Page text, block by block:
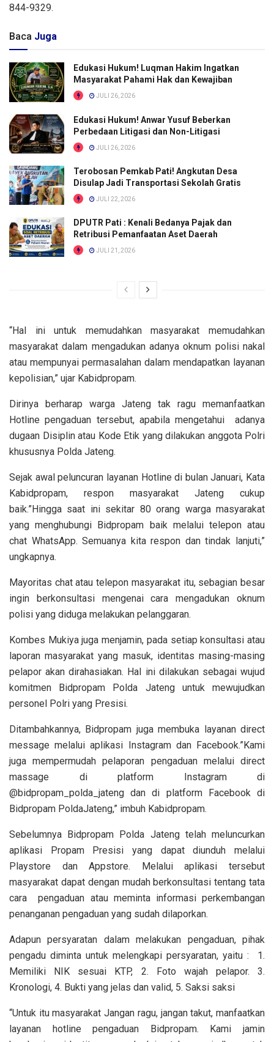
844-9329.
Baca Juga
Edukasi Hukum! Luqman Hakim Ingatkan
Masyarakat Pahami Hak dan Kewajiban
JULI 26, 2026
Edukasi Hukum! Anwar Yusuf Beberkan
Perbedaan Litigasi dan Non-Litigasi
JULI 26, 2026
Terobosan Pemkab Pati! Angkutan Desa
Disulap Jadi Transportasi Sekolah Gratis
JULI 22, 2026
DPUTR Pati : Kenali Bedanya Pajak dan
Retribusi Pemanfaatan Aset Daerah
JULI 21, 2026
“Hal ini untuk memudahkan masyarakat memudahkan
masyarakat dalam mengadukan adanya oknum polisi nakal
atau mempunyai permasalahan dalam mendapatkan layanan
kepolisian,” ujar Kabidpropam.
Dirinya berharap warga Jateng tak ragu memanfaatkan
Hotline pengaduan tersebut, apabila mengetahui adanya
dugaan Disiplin atau Kode Etik yang dilakukan anggota Polri
khususnya Polda Jateng.
Sejak awal peluncuran layanan Hotline di bulan Januari, Kata
Kabidpropam, respon masyarakat Jateng cukup
baik.”Hingga saat ini sekitar 80 orang warga masyarakat
yang menghubungi Bidpropam baik melalui telepon atau
chat WhatsApp. Semuanya kita respon dan tindak lanjuti,”
ungkapnya.
Mayoritas chat atau telepon masyarakat itu, sebagian besar
ingin berkonsultasi mengenai cara mengadukan oknum
polisi yang diduga melakukan pelanggaran.
Kombes Mukiya juga menjamin, pada setiap konsultasi atau
laporan masyarakat yang masuk, identitas masing-masing
pelapor akan dirahasiakan. Hal ini dilakukan sebagai wujud
komitmen Bidpropam Polda Jateng untuk mewujudkan
personel Polri yang Presisi.
Ditambahkannya, Bidpropam juga membuka layanan direct
message melalui aplikasi Instagram dan Facebook.”Kami
juga mempermudah pelaporan pengaduan melalui direct
massage di platform Instagram di
@bidpropam_polda_jateng dan di platform Facebook di
Bidpropam PoldaJateng,” imbuh Kabidpropam.
Sebelumnya Bidpropam Polda Jateng telah meluncurkan
aplikasi Propam Presisi yang dapat diunduh melalui
Playstore dan Appstore. Melalui aplikasi tersebut
masyarakat dapat dengan mudah berkonsultasi tentang tata
cara pengaduan atau meminta informasi perkembangan
penanganan pengaduan yang sudah dilaporkan.
Adapun persyaratan dalam melakukan pengaduan, pihak
pengadu diminta untuk melengkapi persyaratan, yaitu : 1.
Memiliki NIK sesuai KTP, 2. Foto wajah pelapor. 3.
Kronologi, 4. Bukti yang jelas dan valid, 5. Saksi saksi
“Untuk itu masyarakat Jangan ragu, jangan takut, manfaatkan
layanan hotline pengaduan Bidpropam. Kami jamin